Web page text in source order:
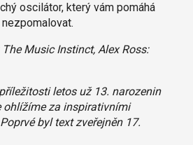
oscilátor, který vám pomáhá
Music Instinct, Alex Ross:
letos už 13. narozenin
ohlížíme za inspirativními
byl text zveřejněn 17.